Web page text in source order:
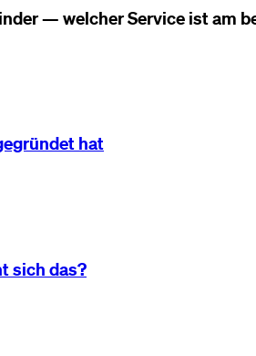
— welcher Service ist am
hat
sich das?